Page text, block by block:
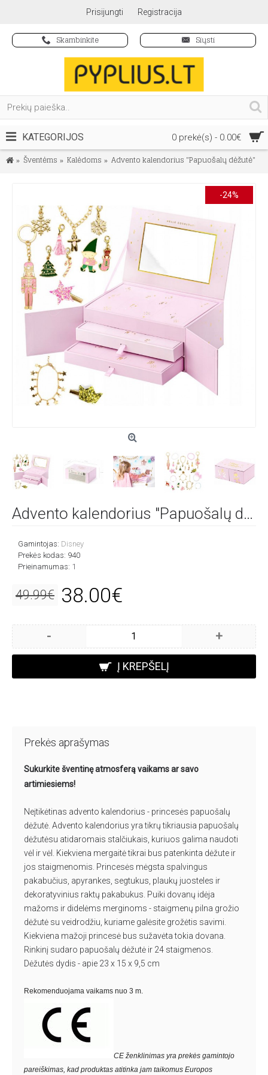
Prisijungti Registracija
Skambinkite Siųsti
0 prekė(s) - 0.00€
KATEGORIJOS
Šventėms Kalėdoms Advento kalendorius "Papuošalų dėžutė"
-24%
Advento kalendorius "Papuošalų dėžutė"
Gamintojas: Disney
Prekės kodas: 940
Prieinamumas: 1
49.99€ 38.00€
- +
Į KREPŠELĮ
Prekės aprašymas
Sukurkite šventinę atmosferą vaikams ar savo
artimiesiems!
Neįtikėtinas advento kalendorius - princesės papuošalų
dėžutė. Advento kalendorius yra tikrų tikriausia papuošalų
dėžutėsu atidaromais stalčiukais, kuriuos galima naudoti
vėl ir vėl. Kiekviena mergaitė tikrai bus patenkinta dėžute ir
jos staigmenomis. Princesės mėgsta spalvingus
pakabučius, apyrankes, segtukus, plaukų juosteles ir
dekoratyvinius raktų pakabukus. Puiki dovanų idėja
mažoms ir didelėms merginoms - staigmenų pilna grožio
dėžutė su veidrodžiu, kuriame galėsite grožėtis savimi.
Kiekviena mažoji princesė bus sužavėta tokia dovana.
Rinkinį sudaro papuošalų dėžutė ir 24 staigmenos.
Dėžutės dydis - apie 23 x 15 x 9,5 cm
Rekomenduojama vaikams nuo 3 m.
CE ženklinimas yra prekės gamintojo
pareiškimas, kad produktas atitinka jam taikomus Europos